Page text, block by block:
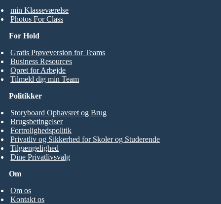
min Klasseværelse
Photos For Class
For Hold
Gratis Prøveversion for Teams
Business Resources
Opret for Arbejde
Tilmeld dig min Team
Om
Om os
Kontakt os
Politikker
Storyboard Ophavsret og Brug
Brugsbetingelser
Fortrolighedspolitik
Privatliv og Sikkerhed for Skoler og Studerende
Tilgængelighed
Dine Privatlivsvalg